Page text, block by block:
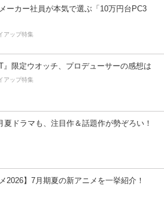
ーカー社員が本気で選ぶ「10万円台PC3
アップ特集
』限定ウオッチ、プロデューサーの感想は
アップ特集
夏ドラマも、注目作＆話題作が勢ぞろい！
2026】7月期夏の新アニメを一挙紹介！